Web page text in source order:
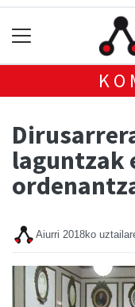
laguntzak
Aiurri 2018ko